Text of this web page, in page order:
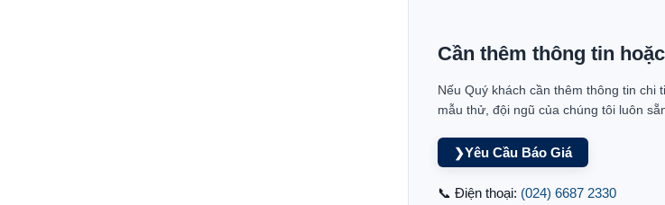
Cần thêm thông tin
Nếu Quý khách cần thêm thông tin chi
mẫu thử, đội ngũ của chúng tôi luôn
❯Yêu Cầu Báo Giá
📞 Điện thoại: (024) 6687 2330